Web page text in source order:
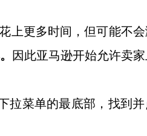
上更多时间，但可能不
因此亚马逊开始允许卖
拉菜单的最底部，找到